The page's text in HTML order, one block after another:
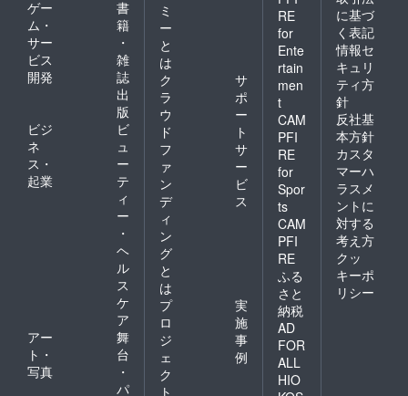
ゲー
ム・
サー
ビス
開発
書
籍
・
雑
誌
出
版
ビジ
ネ
ス・
起業
ビ
ュ
ー
テ
ィ
ー
・
ヘ
ル
ス
ケ
ア
アー
ト・
写真
舞
台
・
パ
ミ
ー
と
は
ク
ラ
ウ
ド
フ
ァ
ン
デ
ィ
ン
グ
と
は
サ
ポ
ー
ト
サ
ー
ビ
ス
プ
ロ
ジ
ェ
ク
ト
実
施
事
例
RE
for
Ente
rtain
men
t
CAM
PFI
RE
for
Spor
ts
CAM
PFI
RE
ふる
さと
納税
AD
FOR
ALL
HIO
に基づ
く表記
情報セ
キュリ
ティ方
針
反社基
本方針
カスタ
マーハ
ラスメ
ントに
対する
考え方
クッ
キーポ
リシー